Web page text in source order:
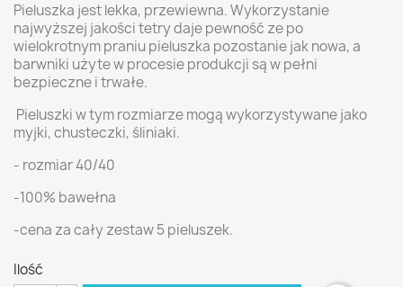
Pieluszka jest lekka, przewiewna. Wykorzystanie
najwyższej jakości tetry daje pewność ze po
wielokrotnym praniu pieluszka pozostanie jak nowa, a
barwniki użyte w procesie produkcji są w pełni
bezpieczne i trwałe.
Pieluszki w tym rozmiarze mogą wykorzystywane jako
myjki, chusteczki, śliniaki.
- rozmiar 40/40
-100% bawełna
-cena za cały zestaw 5 pieluszek.
Ilość